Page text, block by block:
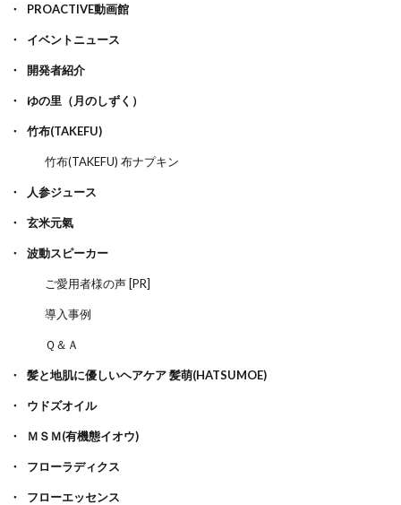
PROACTIVE動画館
イベントニュース
開発者紹介
ゆの里（月のしずく）
竹布(TAKEFU)
竹布(TAKEFU) 布ナプキン
人参ジュース
玄米元氣
波動スピーカー
ご愛用者様の声 [PR]
導入事例
Ｑ＆Ａ
髪と地肌に優しいヘアケア 髪萌(HATSUMOE)
ウドズオイル
ＭＳＭ(有機態イオウ)
フローラディクス
フローエッセンス